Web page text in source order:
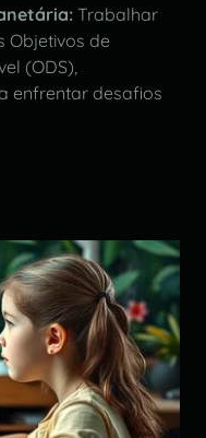
Trabalhar
Objetivos de
(ODS),
enfrentar desafios